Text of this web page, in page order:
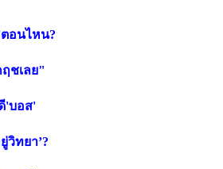
ตอนไหน?
ชเลย"
'บอส'
วิทยา’?